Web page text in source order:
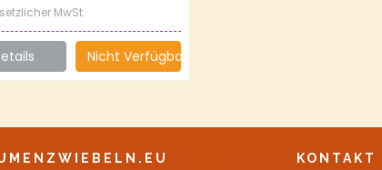
MwSt.
Nicht Verfügbar
KONTAKT